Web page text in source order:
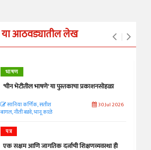
या आठवड्यातील लेख
भाषण
'चीन भेटीतील भाषणे' या पुस्तकाचा प्रकाशनसोहळा
सानिया कर्णिक, सतीश
बागल, नीती बडवे, भानू काळे
30 Jul 2026
पत्र
एक सक्षम आणि जागतिक दर्जाची शिक्षणव्यवस्था ही